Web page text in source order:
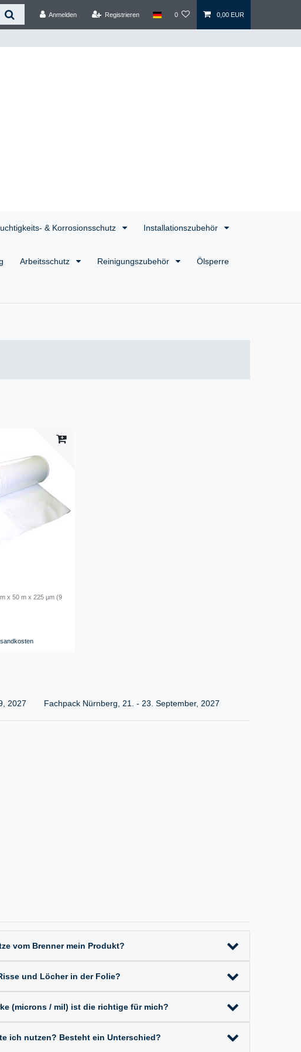
Anmelden Registrieren 0 0,00 EUR
& Korrosionsschutz Installationszubehör
Arbeitsschutz Reinigungszubehör Ölsperre
x 50 m x 225 µm (9
2027 Fachpack Nürnberg, 21. - 23. September, 2027
vom Brenner mein Produkt?
und Löcher in der Folie?
(microns / mil) ist die richtige für mich?
ich nutzen? Besteht ein Unterschied?